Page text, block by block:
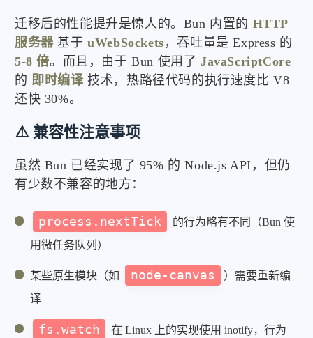
迁移后的性能提升是惊人的。Bun 内置的 HTTP
服务器基于uWebSockets ，吞吐量是 Express 的
5-8 倍。而且，由于 Bun 使用了JavaScriptCore
的 即时编译技术，热路径代码的执行速度比 V8
还快 30%。
⚠️ 兼容性注意事项
虽然 Bun 已经实现了 95% 的 Node.js API，但仍
有少数不兼容的地方：
process.nextTick
的行为略有不同（Bun 使
用微任务队列）
某些原生模块（如 node-canvas
）需要重新编
译
fs.watch
在 Linux 上的实现使用 inotify，行为